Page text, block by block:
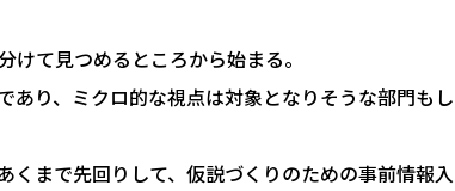
て見つめるところから始まる。
り、ミクロ的な視点は対象となりそうな部門もし
まで先回りして、仮説づくりのための事前情報入